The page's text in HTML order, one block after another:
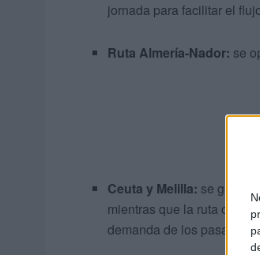
jornada para facilitar el
Ruta Almería-Nador: se
Ceuta y Melilla: se
mientras que la ruta con
demanda de los pasajeros.